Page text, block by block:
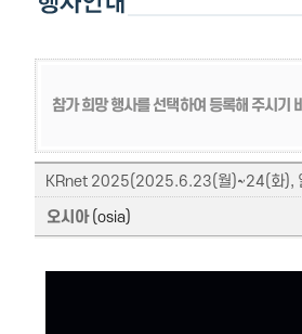
참가 희망 행사를 선택하여 등록해 주시기
KRnet 2025(2025.6.23(월)~24(화),
오시아(osia)